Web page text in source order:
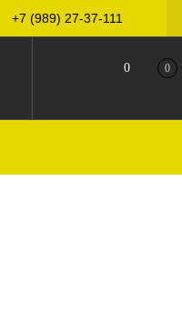
+7 (989) 27-37-111
0 0